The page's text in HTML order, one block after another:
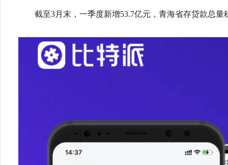
截至3月末，一季度新增53.7亿元，青海省存贷款总量